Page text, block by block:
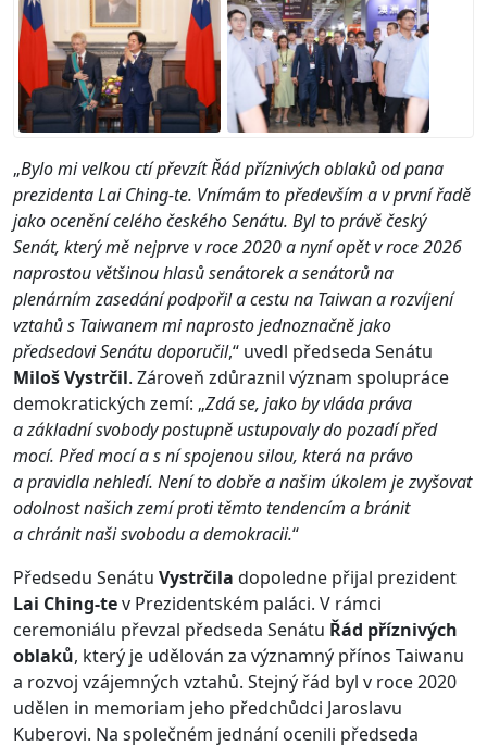
„Bylo mi velkou ctí převzít Řád příznivých oblaků od pana
prezidenta Lai Ching-te. Vnímám to především a v první řadě
jako ocenění celého českého Senátu. Byl to právě český
Senát, který mě nejprve v roce 2020 a nyní opět v roce 2026
naprostou většinou hlasů senátorek a senátorů na
plenárním zasedání podpořil a cestu na Taiwan a rozvíjení
vztahů s Taiwanem mi naprosto jednoznačně jako
předsedovi Senátu doporučil,“ uvedl předseda Senátu
Miloš Vystrčil. Zároveň zdůraznil význam spolupráce
demokratických zemí: „Zdá se, jako by vláda práva
a základní svobody postupně ustupovaly do pozadí před
mocí. Před mocí a s ní spojenou silou, která na právo
a pravidla nehledí. Není to dobře a našim úkolem je zvyšovat
odolnost našich zemí proti těmto tendencím a bránit
a chránit naši svobodu a demokracii.“
Předsedu Senátu Vystrčila dopoledne přijal prezident
Lai Ching-tev Prezidentském paláci. V rámci
ceremoniálu převzal předseda Senátu Řád příznivých
oblaků, který je udělován za významný přínos Taiwanu
a rozvoj vzájemných vztahů. Stejný řád byl v roce 2020
udělen in memoriam jeho předchůdci Jaroslavu
Kuberovi. Na společném jednání ocenili předseda